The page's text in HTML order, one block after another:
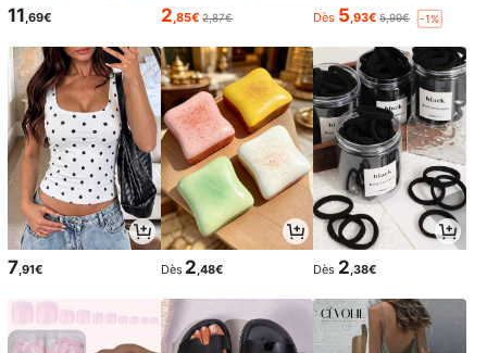
11,69€ 2,85€ 2,87€ Dès 5,93€ 5,99€ -1%
7,91€ Dès 2,48€ Dès 2,38€